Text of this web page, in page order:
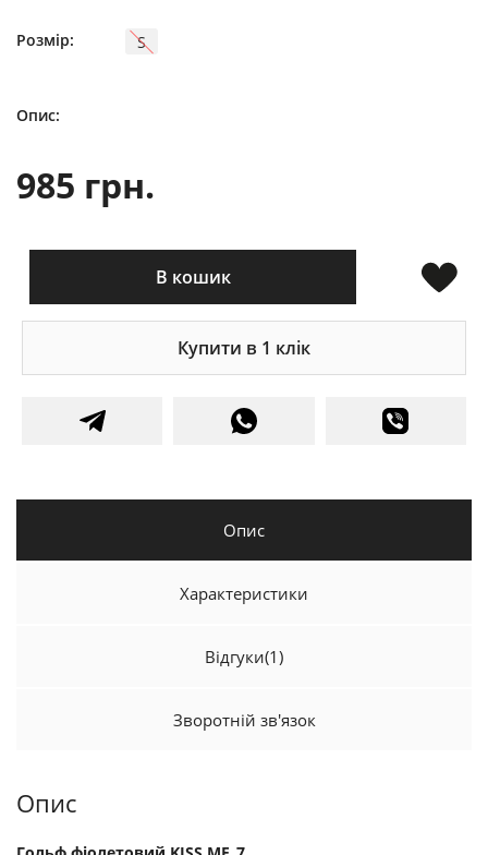
Розмір: S
Опис:
985 грн.
В кошик
Купити в 1 клік
Опис
Характеристики
Відгуки(1)
Зворотній зв'язок
Опис